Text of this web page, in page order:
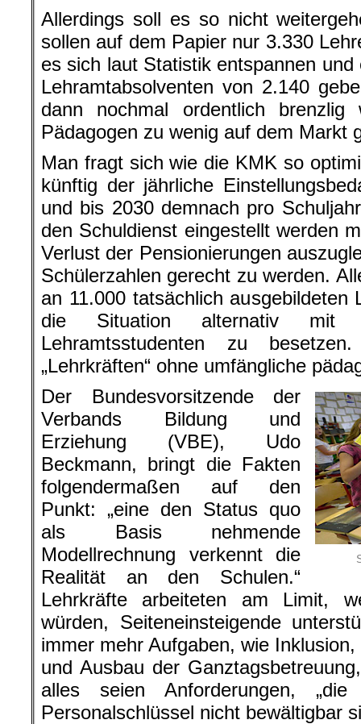
Allerdings soll es so nicht
sollen auf dem Papier nur 3.330
es sich laut Statistik entspannen
Lehramtabsolventen von 2.140
dann nochmal ordentlich
Pädagogen zu wenig auf dem Markt
Man fragt sich wie die KMK so
künftig der jährliche
und bis 2030 demnach pro
den Schuldienst eingestellt werden
Verlust der Pensionierungen
Schülerzahlen gerecht zu werden.
an 11.000 tatsächlich ausgebildeten
die Situation alternativ mit
Lehramtsstudenten zu
„Lehrkräften“ ohne umfängliche
Der Bundesvorsitzende der
Verbands Bildung und
Erziehung (VBE), Udo
Beckmann, bringt die Fakten
folgendermaßen auf den
Punkt: „eine den Status quo
als Basis nehmende
Modellrechnung verkennt die
Realität an den Schulen.“
Lehrkräfte arbeiteten am Limit,
würden, Seiteneinsteigende
immer mehr Aufgaben, wie
und Ausbau der
alles seien Anforderungen,
Personalschlüssel nicht bewältigbar